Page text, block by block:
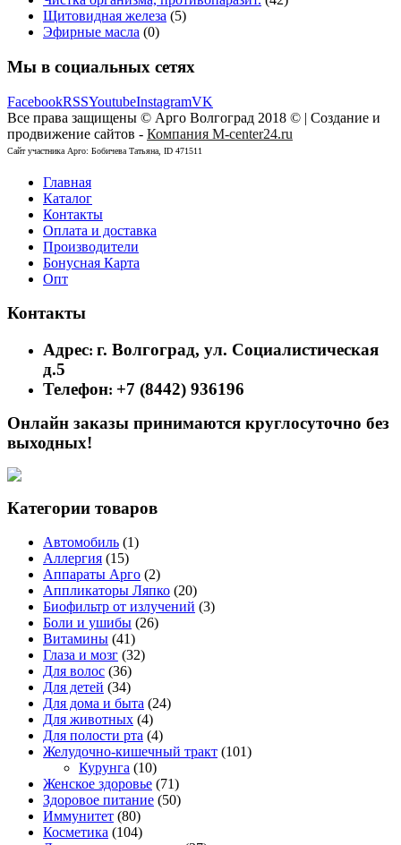
Щитовидная железа (5)
Эфирные масла (0)
Мы в социальных сетях
FacebookRSSYoutubeInstagramVK
Все права защищены © Арго Волгоград 2018 © | Создание и
продвижение сайтов - Компания M-center24.ru
Сайт участника Арго: Бобичева Татьяна, ID 471511
Главная
Каталог
Контакты
Оплата и доставка
Производители
Бонусная Карта
Опт
Контакты
Адрес: г. Волгоград, ул. Социалистическая
д.5
Телефон: +7 (8442) 936196
Онлайн заказы принимаются круглосуточно без
выходных!
Категории товаров
Автомобиль (1)
Аллергия (15)
Аппараты Арго (2)
Аппликаторы Ляпко (20)
Биофильтр от излучений (3)
Боли и ушибы (26)
Витамины (41)
Глаза и мозг (32)
Для волос (36)
Для детей (34)
Для дома и быта (24)
Для животных (4)
Для полости рта (4)
Желудочно-кишечный тракт (101)
Курунга (10)
Женское здоровье (71)
Здоровое питание (50)
Иммунитет (80)
Косметика (104)